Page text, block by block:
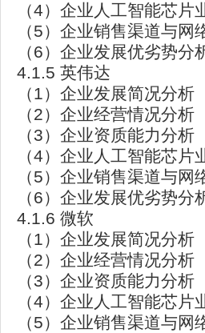
（4）企业人工智能芯片
（5）企业销售渠道与网
（6）企业发展优劣势分
4.1.5 英伟达
（1）企业发展简况分析
（2）企业经营情况分析
（3）企业资质能力分析
（4）企业人工智能芯片
（5）企业销售渠道与网
（6）企业发展优劣势分
4.1.6 微软
（1）企业发展简况分析
（2）企业经营情况分析
（3）企业资质能力分析
（4）企业人工智能芯片
（5）企业销售渠道与网